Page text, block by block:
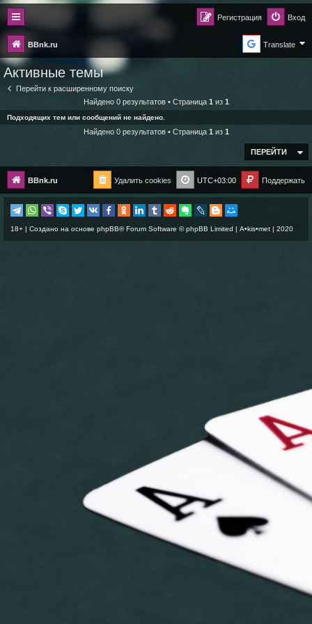
Вход
Регистрация
BBnk.ru Translate
Активные темы
Перейти к расширенному поиску
Найдено 0 результатов • Страница 1 из 1
Подходящих тем или сообщений не найдено.
Найдено 0 результатов • Страница 1 из 1
ПЕРЕЙТИ
BBnk.ru Поддержать
UTC+03:00
Удалить cookies
18+ | Создано на основе phpBB® Forum Software © phpBB Limited | A•kis•met | 2020